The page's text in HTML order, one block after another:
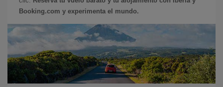
Booking.com y experimenta el mundo.